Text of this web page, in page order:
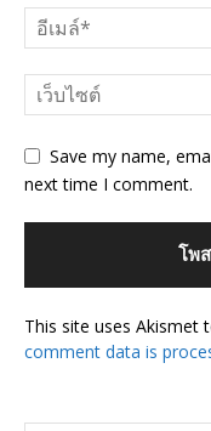
Save my name,
next time I comment.
This site uses Akismet
comment data is